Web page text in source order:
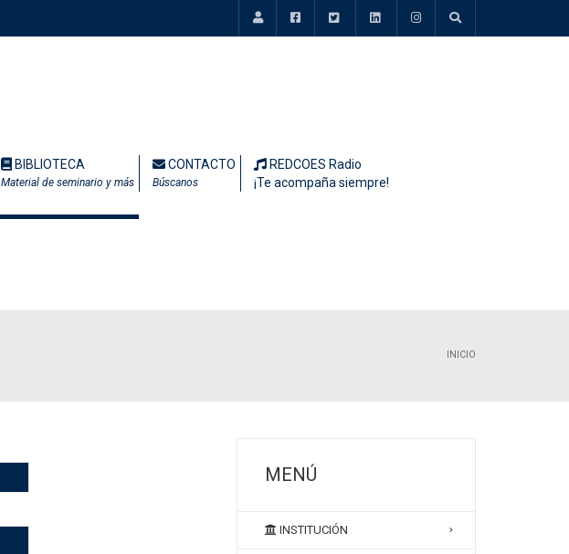
BIBLIOTECA
Material de seminario y más
CONTACTO
Búscanos
REDCOES Radio
¡Te acompaña siempre!
INICIO
MENÚ
INSTITUCIÓN